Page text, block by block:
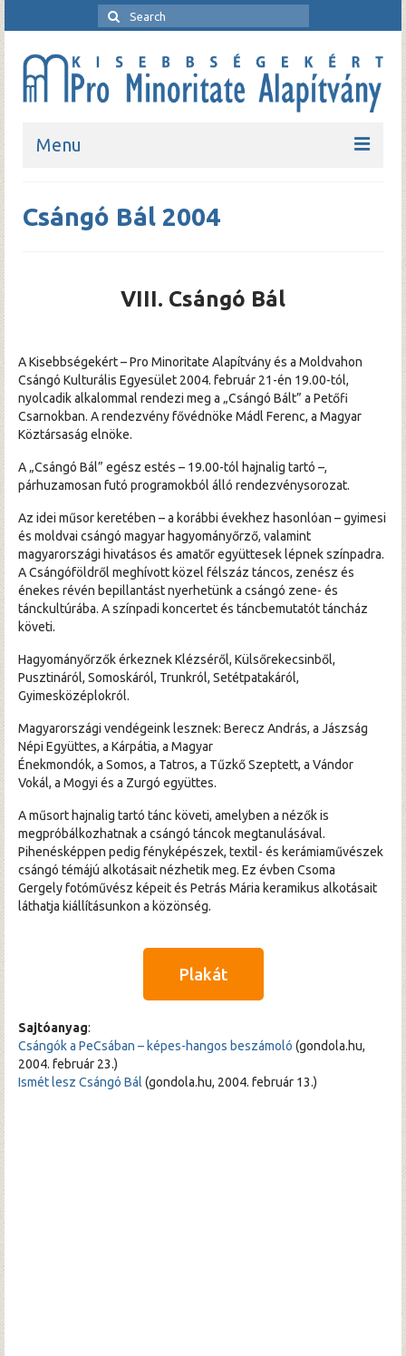
Menu
Bemutatkozó
Pro Minoritate folyóirat
Kapcsolat
Hírek
Csángó Bál 2004
VIII. Csángó Bál
A Kisebbségekért – Pro Minoritate Alapítvány és a Moldvahon
Csángó Kulturális Egyesület 2004. február 21-én 19.00-tól,
nyolcadik alkalommal rendezi meg a „Csángó Bált” a Petőfi
Csarnokban. A rendezvény fővédnöke Mádl Ferenc, a Magyar
Köztársaság elnöke.
A „Csángó Bál” egész estés – 19.00-tól hajnalig tartó –,
párhuzamosan futó programokból álló rendezvénysorozat.
Az idei műsor keretében – a korábbi évekhez hasonlóan – gyimesi
és moldvai csángó magyar hagyományőrző, valamint
magyarországi hivatásos és amatőr együttesek lépnek színpadra.
A Csángóföldről meghívott közel félszáz táncos, zenész és
énekes révén bepillantást nyerhetünk a csángó zene- és
tánckultúrába. A színpadi koncertet és táncbemutatót táncház
követi.
Hagyományőrzők érkeznek Klézséről, Külsőrekecsinből,
Pusztináról, Somoskáról, Trunkról, Setétpatakáról,
Gyimesközéplokról.
Magyarországi vendégeink lesznek: Berecz András, a Jászság
Népi Együttes, a Kárpátia, a Magyar
Énekmondók, a Somos, a Tatros, a Tűzkő Szeptett, a Vándor
Vokál, a Mogyi és a Zurgó együttes.
A műsort hajnalig tartó tánc követi, amelyben a nézők is
megpróbálkozhatnak a csángó táncok megtanulásával.
Pihenésképpen pedig fényképészek, textil- és kerámiaművészek
csángó témájú alkotásait nézhetik meg. Ez évben Csoma
Gergely fotóművész képeit és Petrás Mária keramikus alkotásait
láthatja kiállításunkon a közönség.
Plakát
Sajtóanyag:
Csángók a PeCsában – képes-hangos beszámoló (gondola.hu,
2004. február 23.)
Ismét lesz Csángó Bál (gondola.hu, 2004. február 13.)